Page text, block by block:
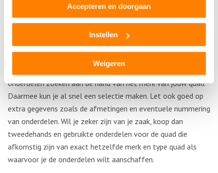
Accepteren en doorgaan
Instellen
Weigeren
Cannondale, E-ATV, GasGas, Honda, Kawasaki, KTM, Polaris,
Suzuki, VLS, W-Tec en Yamaha (bijv Raptor of Banshee), maar
ook minder bekende merken als Acces, Adly, Aeon, Barossa,
CFmoto, Dinli, E-Ton, Goes, Kymco, Masai, SMC, SYM, TGB en
belangrijk dat je de juiste vindt. Je kunt daarom naar
onderdelen zoeken aan de hand van het merk van jouw quad.
Daarmee kun je al snel een selectie maken. Let ook goed op
extra gegevens zoals de afmetingen en eventuele nummering
van onderdelen. Wil je zeker zijn van je zaak, koop dan
tweedehands en gebruikte onderdelen voor de quad die
afkomstig zijn van exact hetzelfde merk en type quad als
waarvoor je de onderdelen wilt aanschaffen.